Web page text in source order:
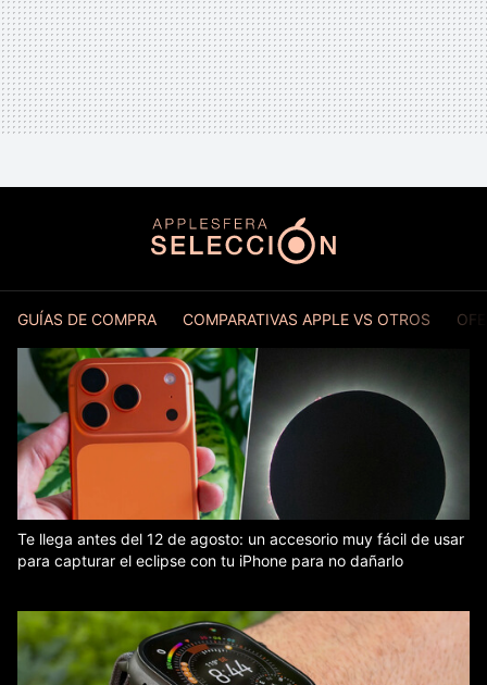
GUÍAS DE COMPRA COMPARATIVAS APPLE VS OTROS
Te llega antes del 12 de agosto: un accesorio muy fácil de usar
para capturar el eclipse con tu iPhone para no dañarlo